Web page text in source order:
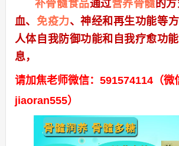
补骨髓食品通过营养骨髓的
血、 免疫力、神经和再生功能等
人体自我防御功能和自我疗愈功
息，
请加焦老师微信：591574114（微
jiaoran555）